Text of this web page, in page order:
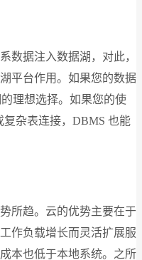
数据注入数据湖，对此，
平台作用。如果您的数据
理想选择。如果您的使
复杂表连接，DBMS 也能
所趋。云的优势主要在于
作负载增长而灵活扩展服
本也低于本地系统。之所